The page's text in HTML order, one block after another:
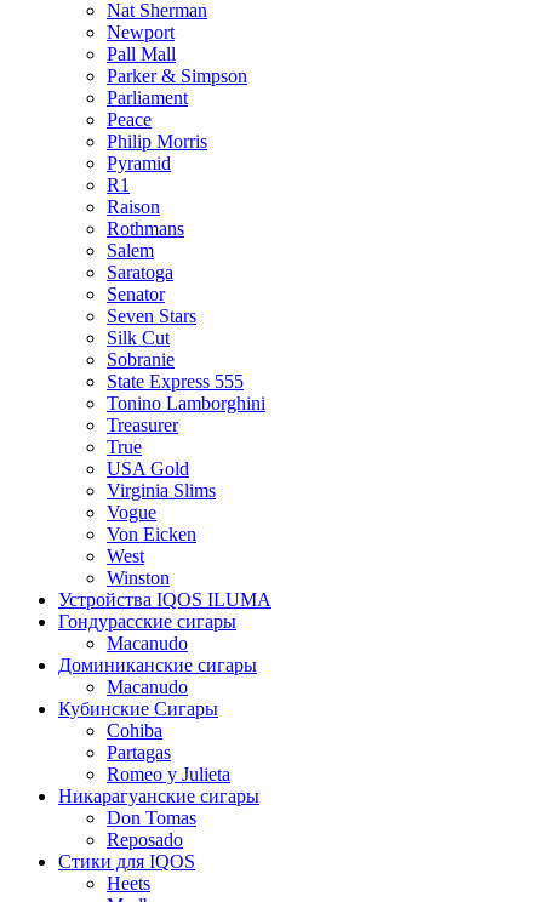
Nat Sherman
Newport
Pall Mall
Parker & Simpson
Parliament
Peace
Philip Morris
Pyramid
R1
Raison
Rothmans
Salem
Saratoga
Senator
Seven Stars
Silk Cut
Sobranie
State Express 555
Tonino Lamborghini
Treasurer
True
USA Gold
Virginia Slims
Vogue
Von Eicken
West
Winston
Устройства IQOS ILUMA
Гондурасские сигары
Macanudo
Доминиканские сигары
Macanudo
Кубинские Сигары
Cohiba
Partagas
Romeo y Julieta
Никарагуанские сигары
Don Tomas
Reposado
Стики для IQOS
Heets